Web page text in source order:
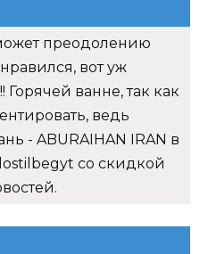
преодолению
вот уж
Горячей ванне, так как
ведь
- ABURAIHAN IRAN в
со скидкой